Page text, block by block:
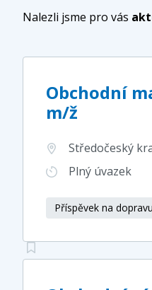
Nalezli jsme pro vás
Obchodní
m/ž
Středočeský
Plný úvazek
Příspěvek na dopravu